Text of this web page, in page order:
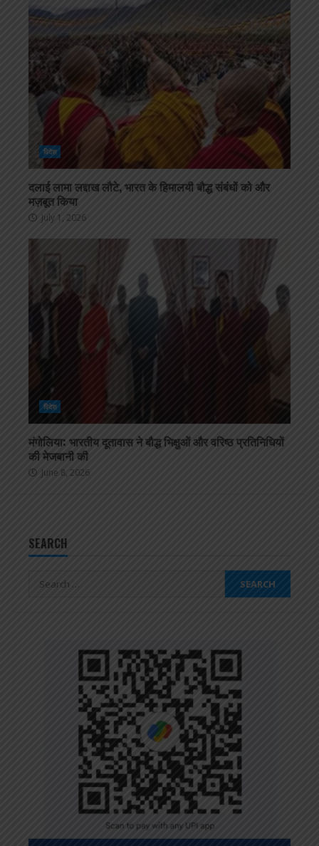
विदेश
दलाई लामा लद्दाख लौटे, भारत के हिमालयी बौद्ध संबंधों को और
मज़बूत किया
July 1, 2026
विदेश
मंगोलिया: भारतीय दूतावास ने बौद्ध भिक्षुओं और वरिष्ठ प्रतिनिधियों
की मेजबानी की
June 8, 2026
SEARCH
Search